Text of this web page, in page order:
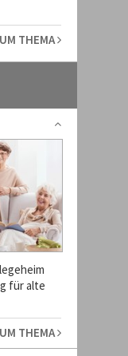
THEMA
für alte
THEMA